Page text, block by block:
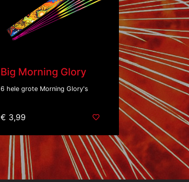
Big Morning Glory
6 hele grote Morning Glory's
€ 3,99